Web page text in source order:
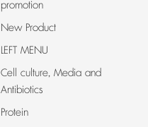
promotion
New Product
LEFT MENU
Cell culture, Media and
Antibiotics
Protein